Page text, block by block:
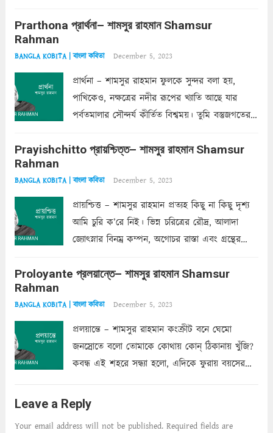
একান্ত জরুরি- নইলে একটি দেয়াল নিমেষেই ভীষণ
Prarthona প্রার্থনা– শামসুর রাহমান Shamsur
Rahman
BANGLA KOBITA | বাংলা কবিতা December 5, 2023
প্রার্থনা – শামসুর রাহমান ফুলকে সুন্দর বলা হয়,
পাখিকেও, নক্ষত্রের নদীর রূপের খ্যাতি আছে যার
পর্বতমালার সৌন্দর্য কীর্তিত বিশ্বময়। তুমি বস্তুজগতের
তার সুষমায় পার্থক্য অনেক। তোমাকে সুন্দরী বলা চলে,
Prayishchitto প্রায়শ্চিত্ত– শামসুর রাহমান Shamsur
Rahman
BANGLA KOBITA | বাংলা কবিতা December 5, 2023
প্রায়শ্চিত্ত – শামসুর রাহমান প্রত্যহ কিছু না কিছু দৃশ্য
আমি চুরি ক’রে নিই। ভিন্ন চরিত্রের রৌদ্র, আলাদা
জ্যোৎস্নার বিনম্র কম্পন, অগোচর রাস্তা এবং গ্রন্থের
ছায়াচ্ছন্ন মোহন মিথুন মূর্তি, লোপামুদ্রা ভীষণ বিব্রত
Proloyante প্রলয়ান্তে– শামসুর রাহমান Shamsur
Rahman
BANGLA KOBITA | বাংলা কবিতা December 5, 2023
প্রলয়ান্তে – শামসুর রাহমান কংক্রীট বনে ঘেমো
জনস্রোতে বলো তোমাকে কোথায় কোন্‌ ঠিকানায় খুঁজি?
কবন্ধ এই শহরে সন্ধ্যা হলো, এদিকে ফুরায় বয়সের
আমার শরীরে সখ্য গড়ে, তোমার গহন ঊর্মিল যৌবন
আনে আশ্বন...
Leave a Reply
Your email address will not be published. Required fields are